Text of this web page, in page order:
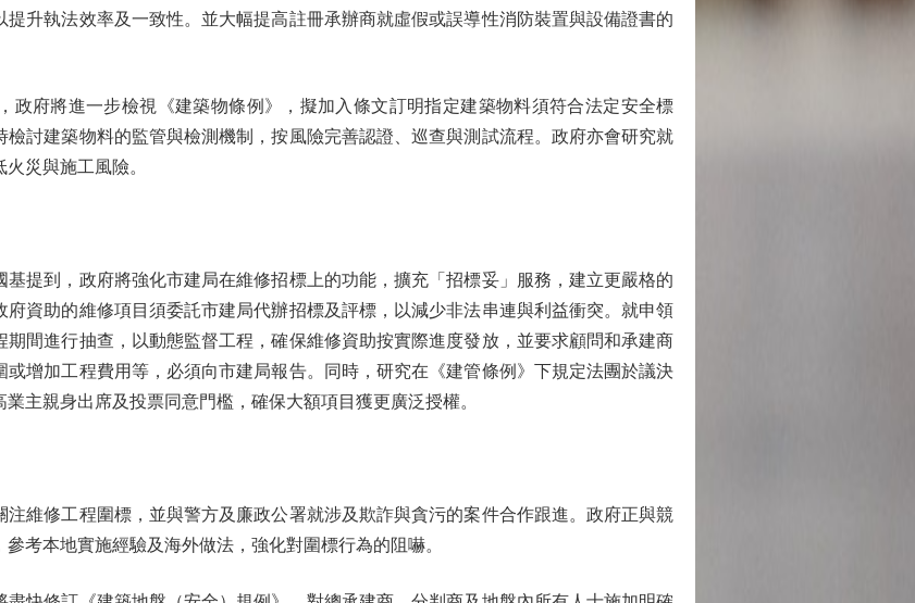
升執法效率及一致性。並大幅提高註冊承辦商就虛假或誤導性消防裝置與設備證書的
府將進一步檢視《建築物條例》，擬加入條文訂明指定建築物料須符合法定安全標
討建築物料的監管與檢測機制，按風險完善認證、巡查與測試流程。政府亦會研究就
災與施工風險。
到，政府將強化市建局在維修招標上的功能，擴充「招標妥」服務，建立更嚴格的
資助的維修項目須委託市建局代辦招標及評標，以減少非法串連與利益衝突。就申領
間進行抽查，以動態監督工程，確保維修資助按實際進度發放，並要求顧問和承建商
增加工程費用等，必須向市建局報告。同時，研究在《建管條例》下規定法團於議決
主親身出席及投票同意門檻，確保大額項目獲更廣泛授權。
修工程圍標，並與警方及廉政公署就涉及欺詐與貪污的案件合作跟進。政府正與競
考本地實施經驗及海外做法，強化對圍標行為的阻嚇。